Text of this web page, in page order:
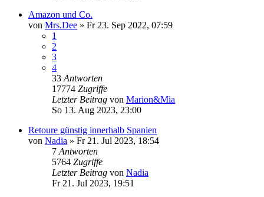
Amazon und Co.
von Mrs.Dee » Fr 23. Sep 2022, 07:59
1
2
3
4
33 Antworten
17774 Zugriffe
Letzter Beitrag von Marion&Mia
So 13. Aug 2023, 23:00
Retoure günstig innerhalb Spanien
von Nadia » Fr 21. Jul 2023, 18:54
7 Antworten
5764 Zugriffe
Letzter Beitrag von Nadia
Fr 21. Jul 2023, 19:51